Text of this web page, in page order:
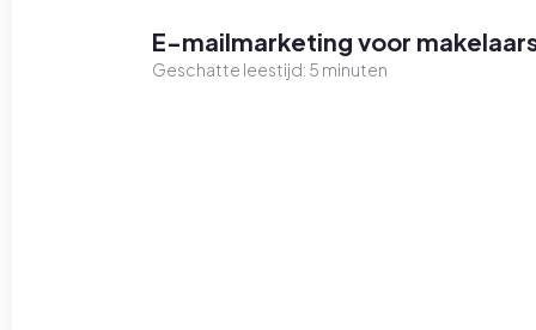
E-mailmarketing voor
Geschatte leestijd: 5 minuten